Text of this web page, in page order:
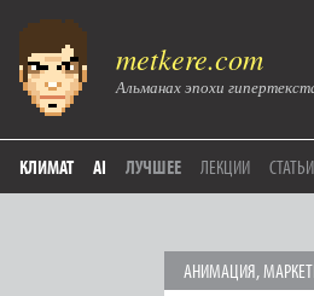
metkere.com
Альманах эпохи
КЛИМАТ AI ЛУЧШЕЕ ЛЕКЦИИ СТАТЬИ
АНИМАЦИЯ,